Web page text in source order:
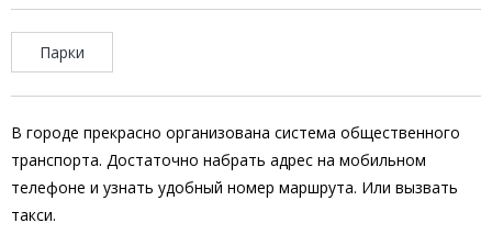
Парки
В городе прекрасно организована система общественного
транспорта. Достаточно набрать адрес на мобильном
телефоне и узнать удобный номер маршрута. Или вызвать
такси.